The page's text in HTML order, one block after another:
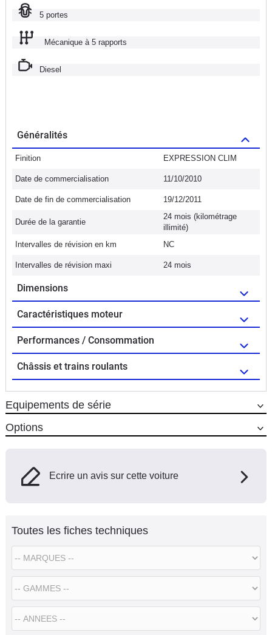
5 portes
Mécanique à 5 rapports
Diesel
Généralités
Finition EXPRESSION CLIM
Date de commercialisation 11/10/2010
Date de fin de commercialisation 19/12/2011
Durée de la garantie
24 mois (kilométrage
illimité)
Intervalles de révision en km
NC
Intervalles de révision maxi 24 mois
Dimensions
Caractéristiques moteur
Performances / Consommation
Châssis et trains roulants
Equipements de série
Options
Ecrire un avis sur cette voiture
Toutes les fiches techniques